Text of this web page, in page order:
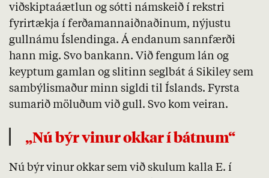
viðskiptaáætlun og sótti námskeið í rekstri
fyrirtækja í ferðamannaiðnaðinum, nýjustu
gullnámu Íslendinga. Á endanum sannfærði
hann mig. Svo bankann. Við fengum lán og
keyptum gamlan og slitinn seglbát á Sikiley sem
sambýlismaður minn sigldi til Íslands. Fyrsta
sumarið möluðum við gull. Svo kom veiran.
„Nú býr vinur okkar í bátnum“
Nú býr vinur okkar sem við skulum kalla E. í